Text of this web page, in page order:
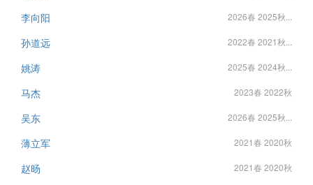
李向阳 2026春 2025秋...
孙道远 2022春 2021秋...
姚涛 2025春 2024秋...
马杰 2023春 2022秋
吴东 2026春 2025秋...
薄立军 2021春 2020秋
赵旸 2021春 2020秋